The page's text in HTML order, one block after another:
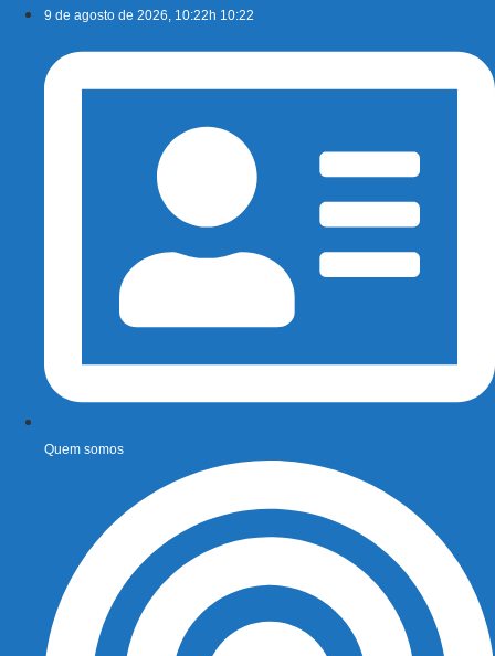
conteúdo
9 de agosto de 2026, 10:22h 10:22
Quem somos